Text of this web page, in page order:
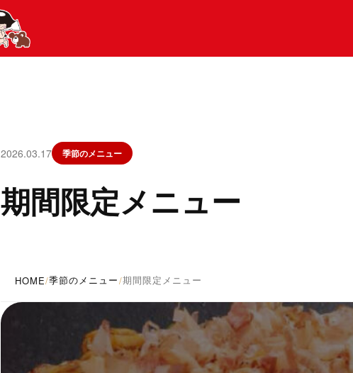
2026.03.17 季節のメニュー
期間限定メニュー
HOME/季節のメニュー/期間限定メニュー